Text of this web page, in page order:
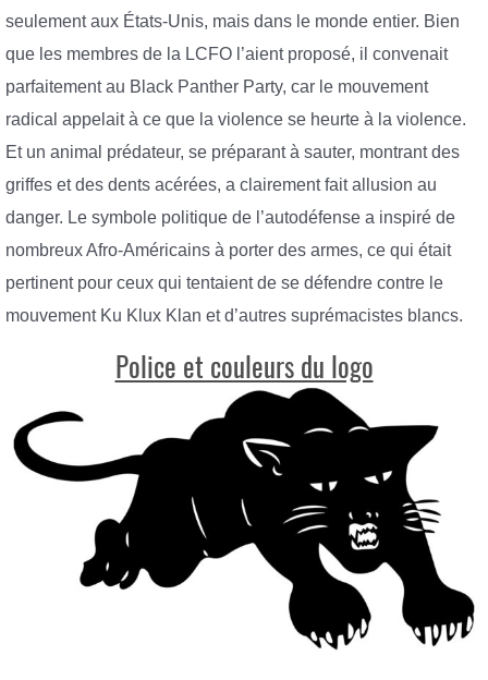
seulement aux États-Unis, mais dans le monde entier. Bien
que les membres de la LCFO l’aient proposé, il convenait
parfaitement au Black Panther Party, car le mouvement
radical appelait à ce que la violence se heurte à la violence.
Et un animal prédateur, se préparant à sauter, montrant des
griffes et des dents acérées, a clairement fait allusion au
danger. Le symbole politique de l’autodéfense a inspiré de
nombreux Afro-Américains à porter des armes, ce qui était
pertinent pour ceux qui tentaient de se défendre contre le
mouvement Ku Klux Klan et d’autres suprémacistes blancs.
Police et couleurs du logo